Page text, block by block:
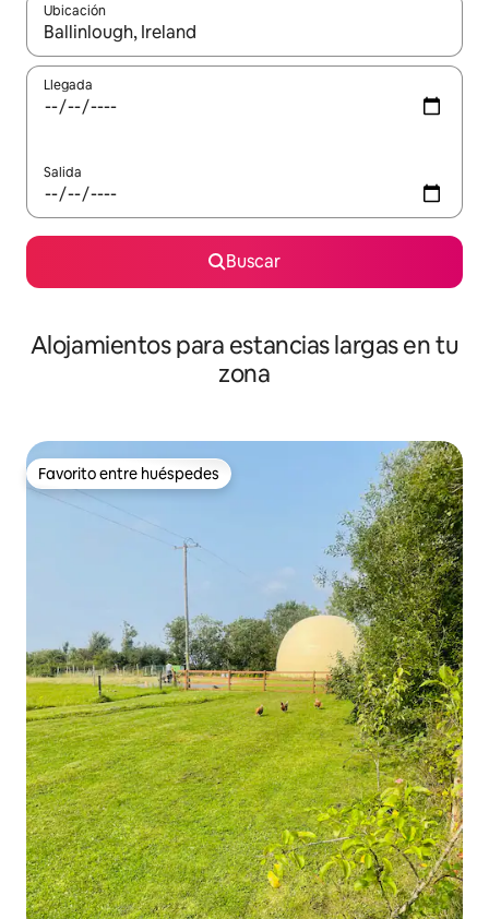
Ubicación
Cuando los resultados estén disponibles, podrás navegar
Llegada
Salida
Buscar
Alojamientos para estancias largas en tu
zona
Favorito entre huéspedes
Favorito entre huéspedes